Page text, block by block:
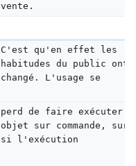
vente.
C'est qu'en effet les
habitudes du public ont
changé. L'usage se
perd de faire exécuter
objet sur commande,
si l'exécution